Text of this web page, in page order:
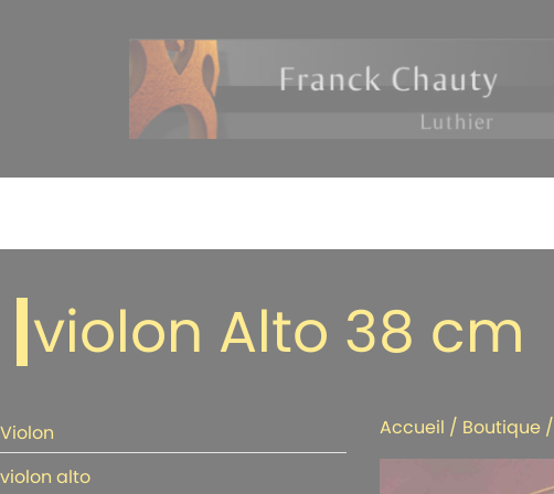
violon Alto 38 cm
Violon
violon alto
Accueil / Boutique/